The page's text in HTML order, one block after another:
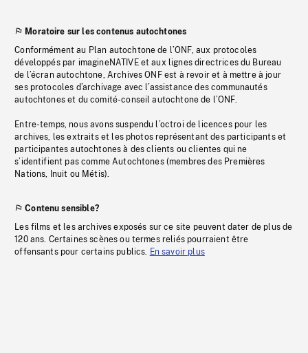
Moratoire sur les contenus autochtones
Conformément au Plan autochtone de l’ONF, aux protocoles
développés par imagineNATIVE et aux lignes directrices du Bureau
de l’écran autochtone, Archives ONF est à revoir et à mettre à jour
ses protocoles d’archivage avec l’assistance des communautés
autochtones et du comité-conseil autochtone de l’ONF.
Entre-temps, nous avons suspendu l’octroi de licences pour les
archives, les extraits et les photos représentant des participants et
participantes autochtones à des clients ou clientes qui ne
s’identifient pas comme Autochtones (membres des Premières
Nations, Inuit ou Métis).
Contenu sensible?
Les films et les archives exposés sur ce site peuvent dater de plus de
120 ans. Certaines scènes ou termes reliés pourraient être
offensants pour certains publics. En savoir plus